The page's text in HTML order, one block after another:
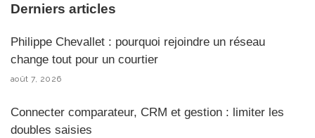
Derniers articles
Philippe Chevallet : pourquoi rejoindre un réseau
change tout pour un courtier
août 7, 2026
Connecter comparateur, CRM et gestion : limiter les
doubles saisies